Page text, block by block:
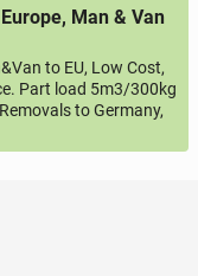
Man & Van
to EU, Low Cost,
Part load 5m3/300kg
to Germany,